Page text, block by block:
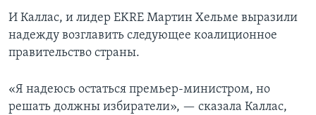
И Каллас, и лидер EKRE Мартин Хельме выразили
надежду возглавить следующее коалиционное
правительство страны.
«Я надеюсь остаться премьер-министром, но
решать должны избиратели», — сказала Каллас,